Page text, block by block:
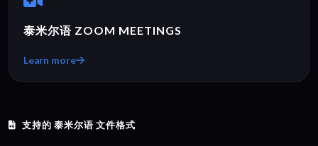
泰米尔语 ZOOM MEETINGS
Learn more
支持的 泰米尔语 文件格式